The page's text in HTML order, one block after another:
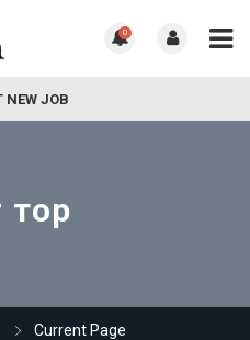
0
NEW JOB
тор
Current Page